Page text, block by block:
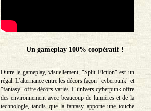
Un gameplay 100% coopératif !
Outre le gameplay, visuellement, "Split Fiction" est un
régal. L’alternance entre les décors façon "cyberpunk" et
"fantasy" offre décors variés. L’univers cyberpunk offre
des environnement avec beaucoup de lumières et de la
technologie, tandis que la fantasy apporte une touche